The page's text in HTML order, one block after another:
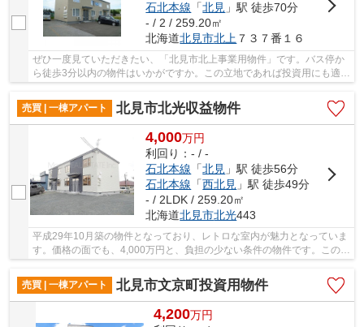
石北本線 「北見 」駅 徒歩70分
- / 2 / 259.20㎡
北海道北見市北上 ７３７番１６
ぜひ一度見ていただきたい、「北見市北上事業用物件」です。バス停か
ら徒歩3分以内の物件はいかがですか。この立地であれば投資用にも適し
売買 | 一棟アパート
北見市北光収益物件
4,000万円
利回り：- / -
石北本線 「北見 」駅 徒歩56分
石北本線 「西北見 」駅 徒歩49分
- / 2LDK / 259.20㎡
北海道北見市北光443
平成29年10月築の物件となっており、レトロな室内が魅力となっていま
す。価格の面でも、4,000万円と、負担の少ない条件の物件です。この立
売買 | 一棟アパート
北見市文京町投資用物件
4,200万円